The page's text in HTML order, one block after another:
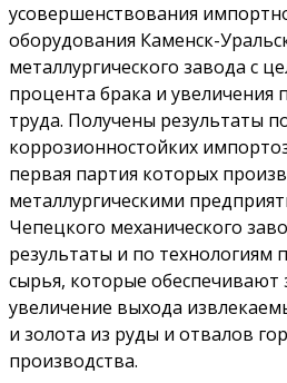
усовершенствования
оборудования Каменск-
металлургического завода с
процента брака и увеличения
труда. Получены результаты
коррозионностойких
первая партия которых
металлургическими
Чепецкого механического
результаты и по технологиям
сырья, которые обеспечивают
увеличение выхода
и золота из руды и отвалов
производства.